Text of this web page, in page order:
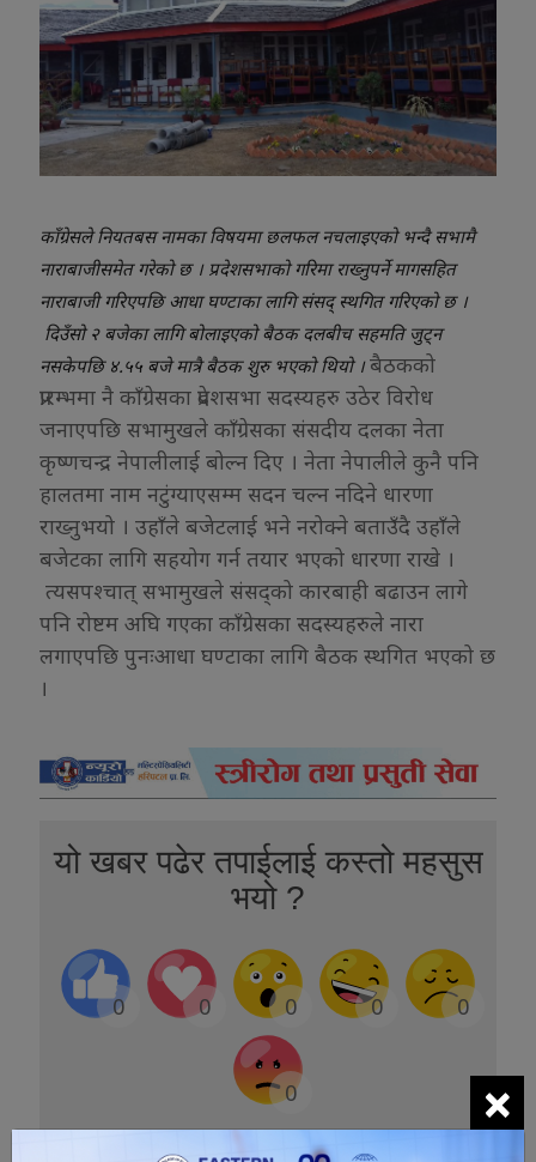
काँग्रेसले नियतबस नामका विषयमा छलफल नचलाइएको भन्दै सभामै
नाराबाजीसमेत गरेको छ । प्रदेशसभाको गरिमा राख्नुपर्ने मागसहित
नाराबाजी गरिएपछि आधा घण्टाका लागि संसद् स्थगित गरिएको छ ।
दिउँसो २ बजेका लागि बोलाइएको बैठक दलबीच सहमति जुट्न
नसकेपछि ४.५५ बजे मात्रै बैठक शुरु भएको थियो ।बैठकको
प्रारम्भमा नै काँग्रेसका प्रदेशसभा सदस्यहरु उठेर विरोध
जनाएपछि सभामुखले काँग्रेसका संसदीय दलका नेता
कृष्णचन्द्र नेपालीलाई बोल्न दिए । नेता नेपालीले कुनै पनि
हालतमा नाम नटुंग्याएसम्म सदन चल्न नदिने धारणा
राख्नुभयो । उहाँले बजेटलाई भने नरोक्ने बताउँदै उहाँले
बजेटका लागि सहयोग गर्न तयार भएको धारणा राखे ।
त्यसपश्चात् सभामुखले संसद्को कारबाही बढाउन लागे
पनि रोष्टम अघि गएका काँग्रेसका सदस्यहरुले नारा
लगाएपछि पुनःआधा घण्टाका लागि बैठक स्थगित भएको छ
।
यो खबर पढेर तपाईलाई कस्तो महसुस
भयो ?
0 0 0 0 0
0 ×